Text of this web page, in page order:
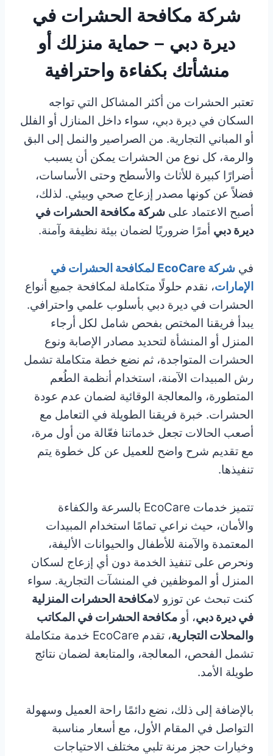
شركة مكافحة الحشرات في
ديرة دبي – حماية منزلك أو
منشأتك بكفاءة واحترافية
تعتبر الحشرات من أكثر المشاكل التي تواجه
السكان في ديرة دبي، سواء داخل المنازل أو الفلل
أو المباني التجارية. من الصراصير والنمل إلى البق
والرمة، كل نوع من الحشرات يمكن أن يسبب
أضرارًا كبيرة للأثاث والأسطح وحتى الأساسات،
فضلاً عن كونها مصدر إزعاج صحي وبيئي. لذلك،
أصبح الاعتماد على شركة مكافحة الحشرات في
ديرة دبي أمرًا ضروريًا لضمان بيئة نظيفة وآمنة.
في
شركة EcoCare لمكافحة الحشرات في
الإمارات، نقدم حلولًا متكاملة لمكافحة جميع أنواع
الحشرات في ديرة دبي بأسلوب علمي واحترافي.
يبدأ فريقنا المختص بفحص شامل لكل أرجاء
المنزل أو المنشأة لتحديد مصادر الإصابة ونوع
الحشرات المتواجدة، ثم نضع خطة متكاملة تشمل
رش المبيدات الآمنة، استخدام أنظمة الطُعم
المتطورة، والمعالجة الوقائية لضمان عدم عودة
الحشرات. خبرة فريقنا الطويلة في التعامل مع
أصعب الحالات تجعل خدماتنا فعّالة من أول مرة،
مع تقديم شرح واضح للعميل عن كل خطوة يتم
تنفيذها.
تتميز خدمات EcoCare بالسرعة والكفاءة
والأمان، حيث نراعي تمامًا استخدام المبيدات
المعتمدة والآمنة للأطفال والحيوانات الأليفة،
ونحرص على تنفيذ الخدمة دون أي إزعاج لسكان
المنزل أو الموظفين في المنشآت التجارية. سواء
كنت تبحث عن توزو لامكافحة الحشرات المنزلية
في ديرة دبي، أو مكافحة الحشرات في المكاتب
والمحلات التجارية
، تقدم EcoCare خدمة متكاملة
تشمل الفحص، المعالجة، والمتابعة لضمان نتائج
طويلة الأمد.
بالإضافة إلى ذلك، نضع دائمًا راحة العميل وسهولة
التواصل في المقام الأول، مع أسعار مناسبة
وخيارات حجز مرنة تلبي مختلف الاحتياجات